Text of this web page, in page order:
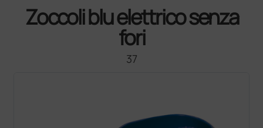
Zoccoli blu elettrico senza
fori
37